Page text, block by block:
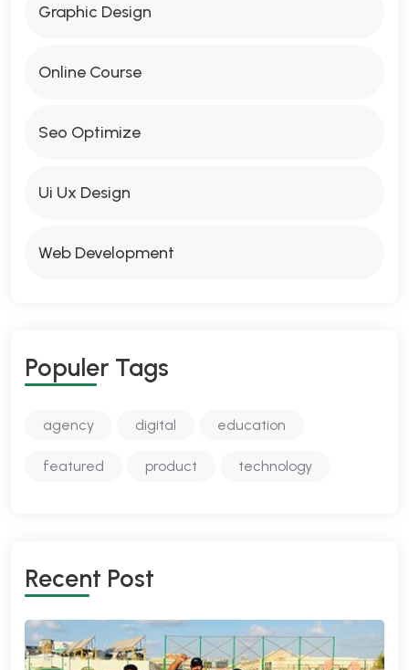
Graphic Design
Online Course
Seo Optimize
Ui Ux Design
Web Development
POPULER TAGS
agency digital education
featured product technology
RECENT POST